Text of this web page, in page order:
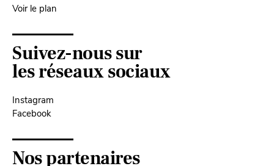
Voir le plan
Suivez-nous sur
les réseaux sociaux
Instagram
Facebook
Nos partenaires